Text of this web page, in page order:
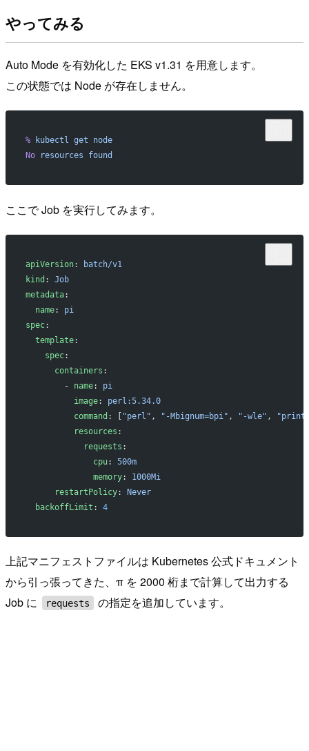
やってみる
Auto Mode を有効化した EKS v1.31 を用意します。
この状態では Node が存在しません。
% kubectl get node
No resources found
ここで Job を実行してみます。
apiVersion:
batch/v1
kind : Job
metadata:
  name
: pi
spec:
  template
:
    spec
:
      containers
:
        -
name: pi
          image
: perl:5.34.0
          command
: [ "perl" , "-Mbignum=bpi" , "-wle" ,
"print
          resources
:
            requests
:
              cpu
: 500m
              memory
: 1000Mi
      restartPolicy
: Never
  backoffLimit
: 4
上記マニフェストファイルは Kubernetes 公式ドキュメント
から引っ張ってきた、π を 2000 桁まで計算して出力する
Job に
requests の指定を追加しています。